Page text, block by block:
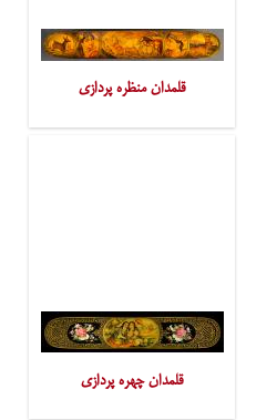
قلمدان منظره پردازی
قلمدان چهره پردازی